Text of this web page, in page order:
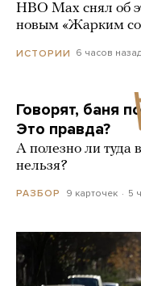
HBO Max снял об
новым «Жарким
ИСТОРИИ 6 часов назад
Говорят, баня
Это правда?
А полезно ли туда
нельзя?
РАЗБОР 9 карточек 5